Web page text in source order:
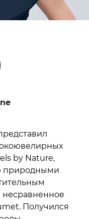
by Nature,
природными
Получился